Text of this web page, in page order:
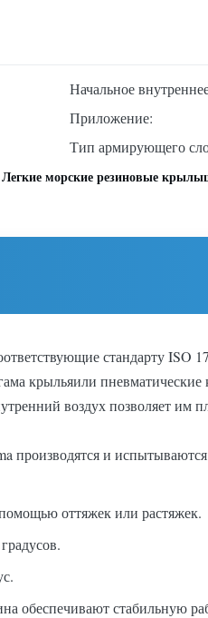
Начальное
давлениеE:
Приложение:
Тип армирующего
Легкие морские резиновые
стандарту ISO
крыльяили пневматические
воздух позволяет им
и
оттяжек или растяжек.
обеспечивают стабильную